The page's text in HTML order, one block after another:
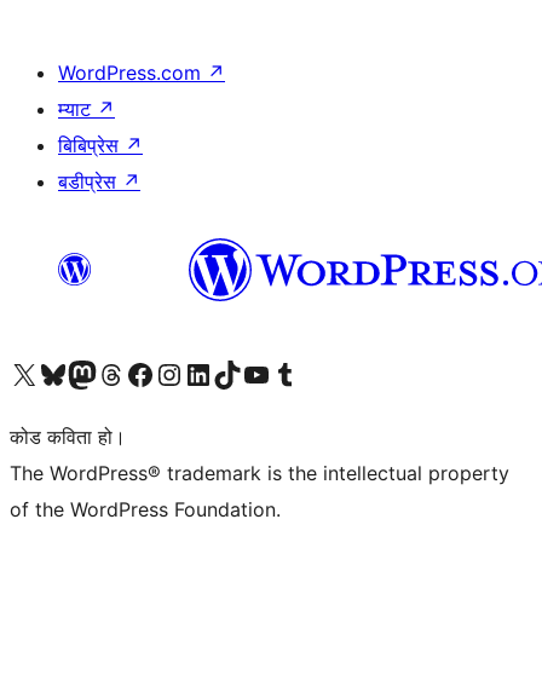
WordPress.com ↗
म्याट ↗
बिबिप्रेस ↗
बडीप्रेस ↗
हाम्रो X (पहिले ट्विटर) खातामा जानुहोस्
हाम्रो Bluesky खाता भ्रमण गर्नुहोस्
हाम्रो म्यास्टोडन खाता भ्रमण गर्नुहोस्
हाम्रो थ्रेड्स खातामा जानुहोस्
हाम्रो फेसबुक पेजमा जानुहोस्
हाम्रो इन्स्टाग्राम खातामा जानुहोस्
हाम्रो लिङ्क्डइन खातामा जानुहोस्
हाम्रो TikTok खाता भ्रमण गर्नुहोस्
हाम्रो युट्युब च्यानलमा जानुहोस्
हाम्रो टम्बलर खाता भ्रमण गर्नुहोस्
कोड कविता हो।
The WordPress® trademark is the intellectual property
of the WordPress Foundation.